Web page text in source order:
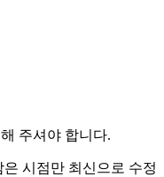
주셔야 합니다.
시점만 최신으로 수정